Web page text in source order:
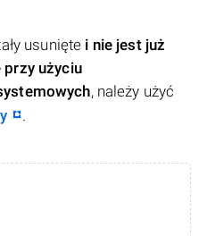
usunięte i nie jest już
użyciu
, należy użyć
.